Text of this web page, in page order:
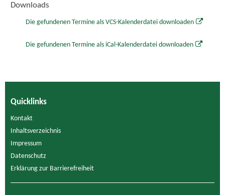
Downloads
Die gefundenen Termine als VCS-Kalenderdatei downloaden
Die gefundenen Termine als iCal-Kalenderdatei downloaden
Quicklinks
Kontakt
Inhaltsverzeichnis
Impressum
Datenschutz
Erklärung zur Barrierefreiheit